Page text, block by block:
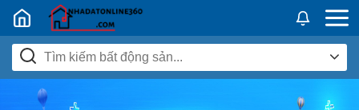
Nhadatban24h.vn